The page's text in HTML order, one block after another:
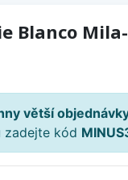
Blanco
větší
zadejte kód